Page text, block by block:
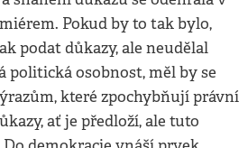
Pokud by to tak bylo,
podat důkazy, ale neudělal
politická osobnost, měl by se
které zpochybňují právní
ať je předloží, ale tuto